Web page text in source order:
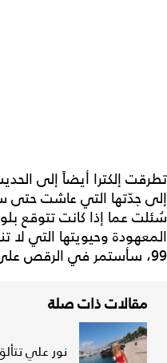
تطرقت إلكترا أيضاً إلى
إلى جدّتها التي عاشت حتى
سُئلت عما إذا كانت تتوقع
المعهودة وحيويتها التي
99، سأستمر في الرقص على الطاولات!".
مقالات ذات صلة
نور علي